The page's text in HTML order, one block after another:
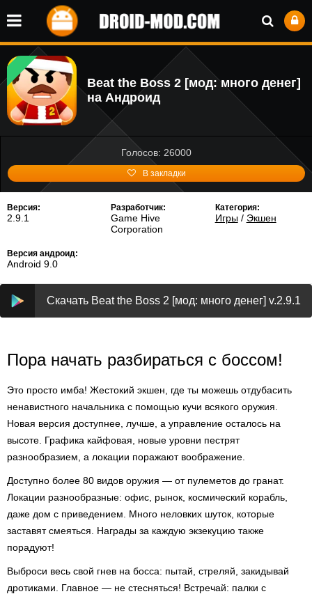
Beat the Boss 2 [мод: много денег]
на Андроид
Голосов: 26000
В закладки
Версия:
2.9.1
Разработчик:
Game Hive
Corporation
Категория:
Игры/ Экшен
Версия андроид:
Android 9.0
Скачать Beat the Boss 2 [мод: много денег] v.2.9.1
Пора начать разбираться с боссом!
Это просто имба! Жестокий экшен, где ты можешь отдубасить
ненавистного начальника с помощью кучи всякого оружия.
Новая версия доступнее, лучше, а управление осталось на
высоте. Графика кайфовая, новые уровни пестрят
разнообразием, а локации поражают воображение.
Доступно более 80 видов оружия — от пулеметов до гранат.
Локации разнообразные: офис, рынок, космический корабль,
даже дом с приведением. Много неловких шуток, которые
заставят смеяться. Награды за каждую экзекуцию также
порадуют!
Выброси весь свой гнев на босса: пытай, стреляй, закидывай
дротиками. Главное — не стесняться! Встречай: палки с